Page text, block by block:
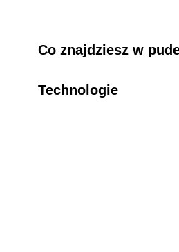
Co znajdziesz w
Technologie